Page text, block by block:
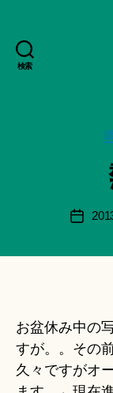
検索
投
お盆休み中の
すが。。その前
久々ですがオ